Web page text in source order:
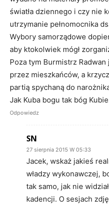
światła dziennego i czy nie
utrzymanie pełnomocnika
Wybory samorządowe
aby ktokolwiek mógł
Poza tym Burmistrz
przez mieszkańców, a
partią spychaną do
Jak Kuba bogu tak bóg
Odpowiedz
SN
27 sierpnia 2015 W 05:33
Jacek, wskaż jakieś
władzy wykonawczej,
tak samo, jak nie
kadencji. O sesjach